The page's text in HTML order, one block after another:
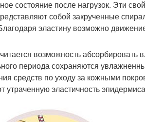
состояние после нагрузок. Эти
собой закрученные
эластину возможно
возможность абсорбировать
периода сохраняются
средств по уходу за кожными
эластичность